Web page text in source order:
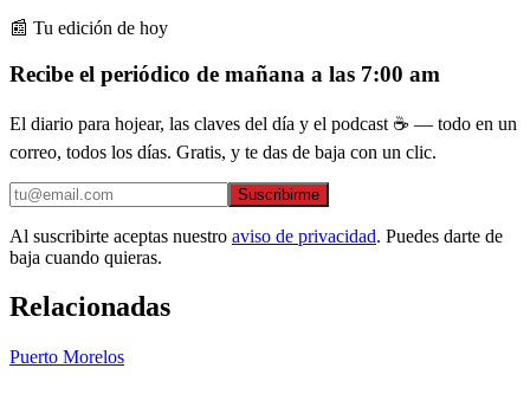
📰 Tu edición de hoy
Recibe el periódico de mañana a las 7:00 am
El diario para hojear, las claves del día y el podcast ☕ — todo en un
correo, todos los días. Gratis, y te das de baja con un clic.
Suscribirme
Al suscribirte aceptas nuestro aviso de privacidad. Puedes darte de
baja cuando quieras.
Relacionadas
Puerto Morelos